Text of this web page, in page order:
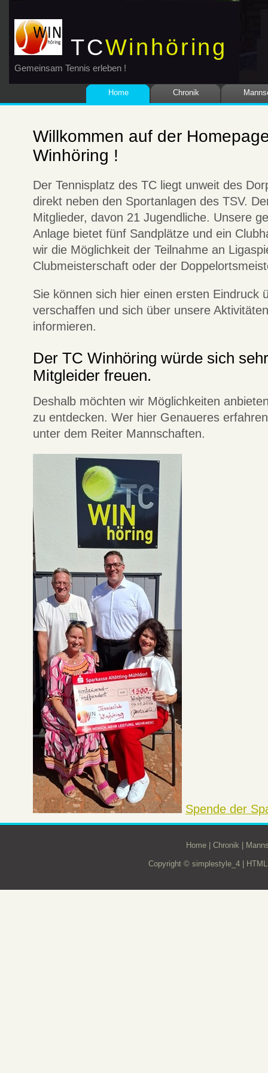
TCWinhöring
Gemeinsam Tennis erleben !
Home Chronik
Willkommen auf der
Winhöring !
Der Tennisplatz des TC liegt unweit des
direkt neben den Sportanlagen des TSV.
Mitglieder, davon 21 Jugendliche. Unsere
Anlage bietet fünf Sandplätze und ein
wir die Möglichkeit der Teilnahme an
Clubmeisterschaft oder der
Sie können sich hier einen ersten Eindruck
verschaffen und sich über unsere
informieren.
Der TC Winhöring würde sich
Mitgleider freuen.
Deshalb möchten wir Möglichkeiten
zu entdecken. Wer hier Genaueres
unter dem Reiter Mannschaften.
Spende der
Home Chronik
Copyright © simplestyle_4 |